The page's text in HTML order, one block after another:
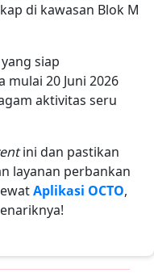
di kawasan Blok M
yang siap
20 Juni 2026
aktivitas seru
ini dan pastikan
layanan perbankan
Aplikasi OCTO,